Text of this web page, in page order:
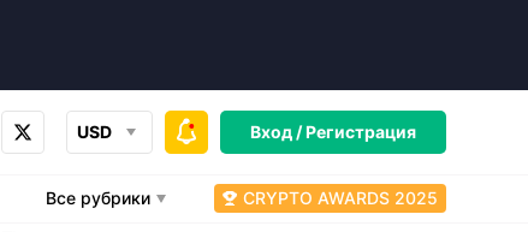
USD Вход /Регистрация
Все рубрики CRYPTO AWARDS 2025